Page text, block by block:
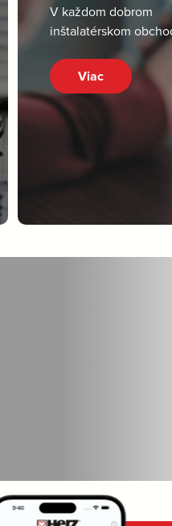
V každom dobrom
inštalatérskom
Viac